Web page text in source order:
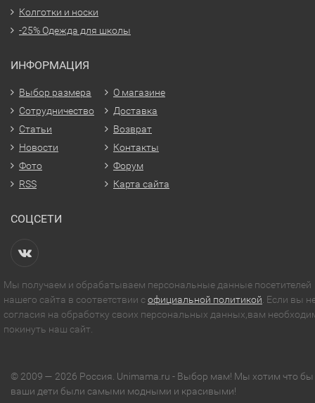
Колготки и носки
-25% Одежда для школы
ИНФОРМАЦИЯ
Выбор размера
Сотрудничество
Статьи
Новости
Фото
RSS
О магазине
Доставка
Возврат
Контакты
Форум
Карта сайта
СОЦСЕТИ
Мы получаем и обрабатываем персональные данные посетителей
нашего сайта в соответствии софициальной политикой . Если вы
согласия на обработку своих персональных данных,вам
покинуть наш сайт.
© 2009 — 2026 Россия. Unimama.ru - Выбор мам! Мы хотим что бы
ваши дети были самыми модными и красивыми!